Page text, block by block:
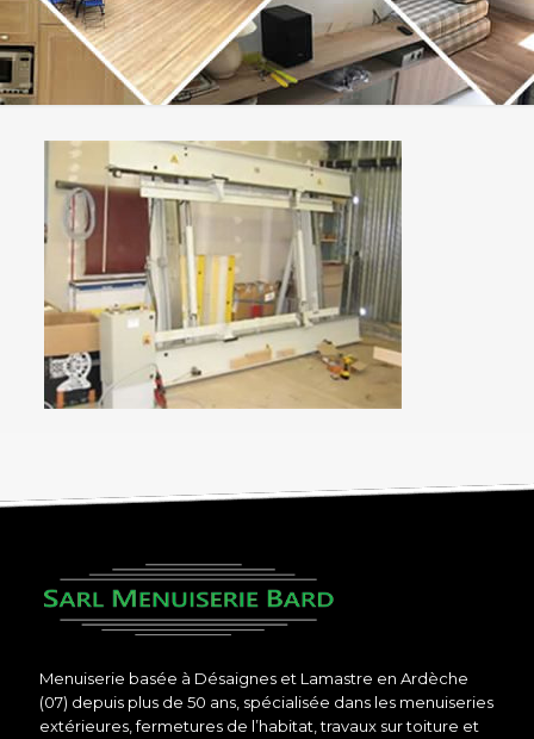
Menuiserie basée à Désaignes et Lamastre en Ardèche
(07) depuis plus de 50 ans, spécialisée dans les menuiseries
extérieures, fermetures de l’habitat, travaux sur toiture et